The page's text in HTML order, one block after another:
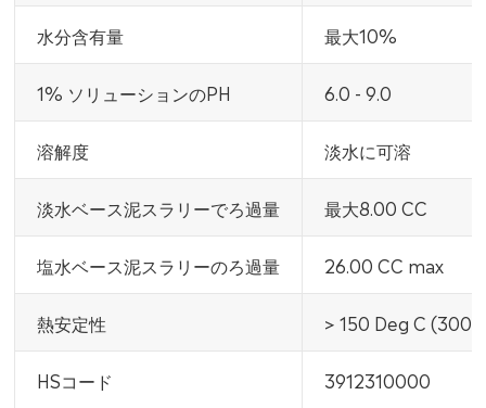
水分含有量 最大10%
1% ソリューションのPH 6.0 - 9.0
溶解度 淡水に可溶
淡水ベース泥スラリーでろ過量 最大8.00 CC
塩水ベース泥スラリーのろ過量 26.00 CC max
熱安定性 > 150 Deg C (300
HSコード 3912310000